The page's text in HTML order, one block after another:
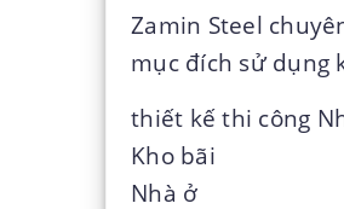
Zamin Steel
mục đích sử dụng
thiết kế thi công
Kho bãi
Nhà ở